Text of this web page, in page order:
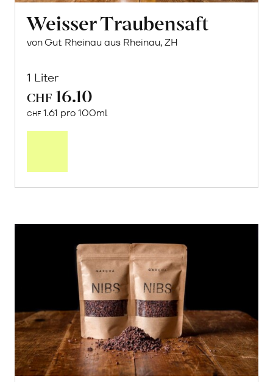
Weisser Traubensaft
von Gut Rheinau aus Rheinau, ZH
1 Liter
CHF 16.10
CHF 1.61 pro 100ml